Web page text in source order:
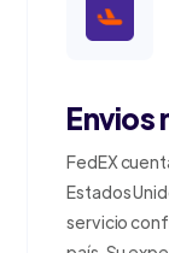
Envios
FedEX
Estados
servicio